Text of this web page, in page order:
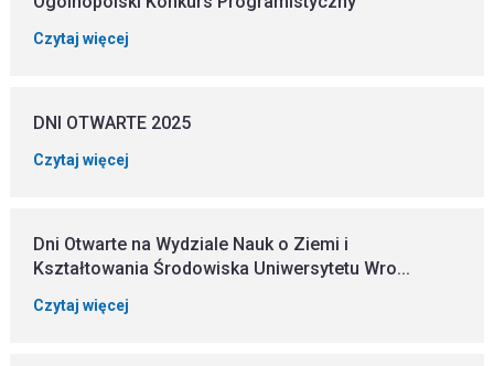
Czytaj więcej
DNI OTWARTE 2025
Czytaj więcej
Dni Otwarte na Wydziale Nauk o Ziemi i
Kształtowania Środowiska Uniwersytetu Wro...
Czytaj więcej